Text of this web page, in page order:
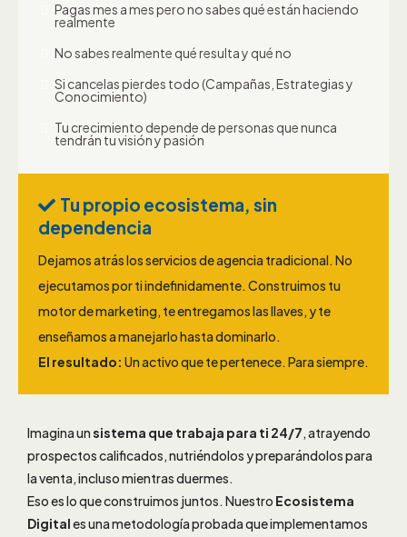
Pagas mes a mes pero no sabes qué están haciendo
realmente
No sabes realmente qué resulta y qué no
Si cancelas pierdes todo (Campañas, Estrategias y
Conocimiento)
Tu crecimiento depende de personas que nunca
tendrán tu visión y pasión
Tu propio ecosistema, sin
dependencia
Dejamos atrás los servicios de agencia tradicional. No
ejecutamos por ti indefinidamente. Construimos tu
motor de marketing, te entregamos las llaves, y te
enseñamos a manejarlo hasta dominarlo.
El resultado: Un activo que te pertenece. Para siempre.
Imagina unsistema que trabaja para ti 24/7, atrayendo
prospectos calificados, nutriéndolos y preparándolos para
la venta, incluso mientras duermes.
Eso es lo que construimos juntos. Nuestro Ecosistema
Digitales una metodología probada que implementamos